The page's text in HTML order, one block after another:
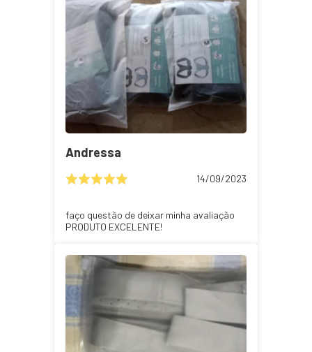
Andressa
14/09/2023
faço questão de deixar minha avaliação
PRODUTO EXCELENTE!